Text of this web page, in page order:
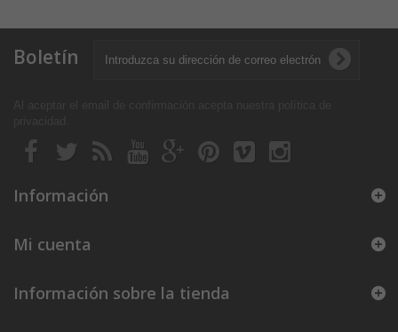
Boletín
Información
Mi cuenta
Información sobre la tienda